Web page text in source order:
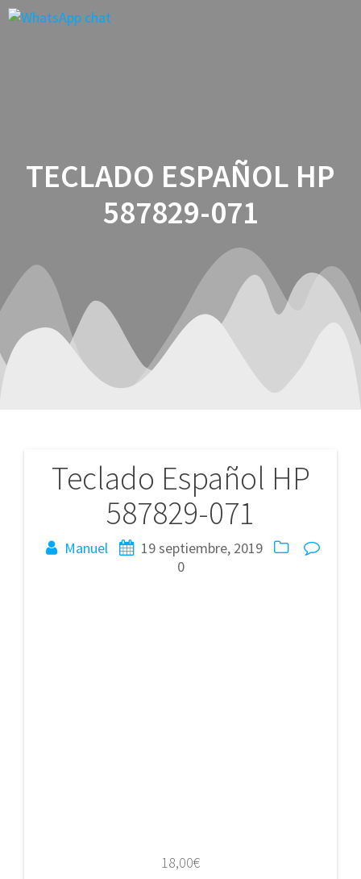
TECLADO ESPAÑOL HP
587829-071
Teclado Español HP
587829-071
Manuel
19 septiembre, 2019
0
18,00€
Navegación
entradas